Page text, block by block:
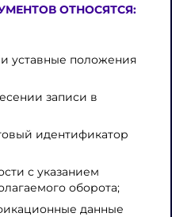
ОТНОСЯТСЯ:
уставные положения
записи в
идентификатор
с указанием
оборота;
данные